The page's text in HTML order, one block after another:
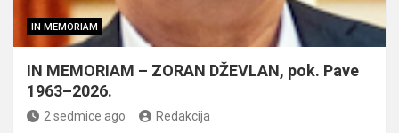
IN MEMORIAM
IN MEMORIAM – ZORAN DŽEVLAN, pok. Pave
1963–2026.
2 sedmice ago Redakcija